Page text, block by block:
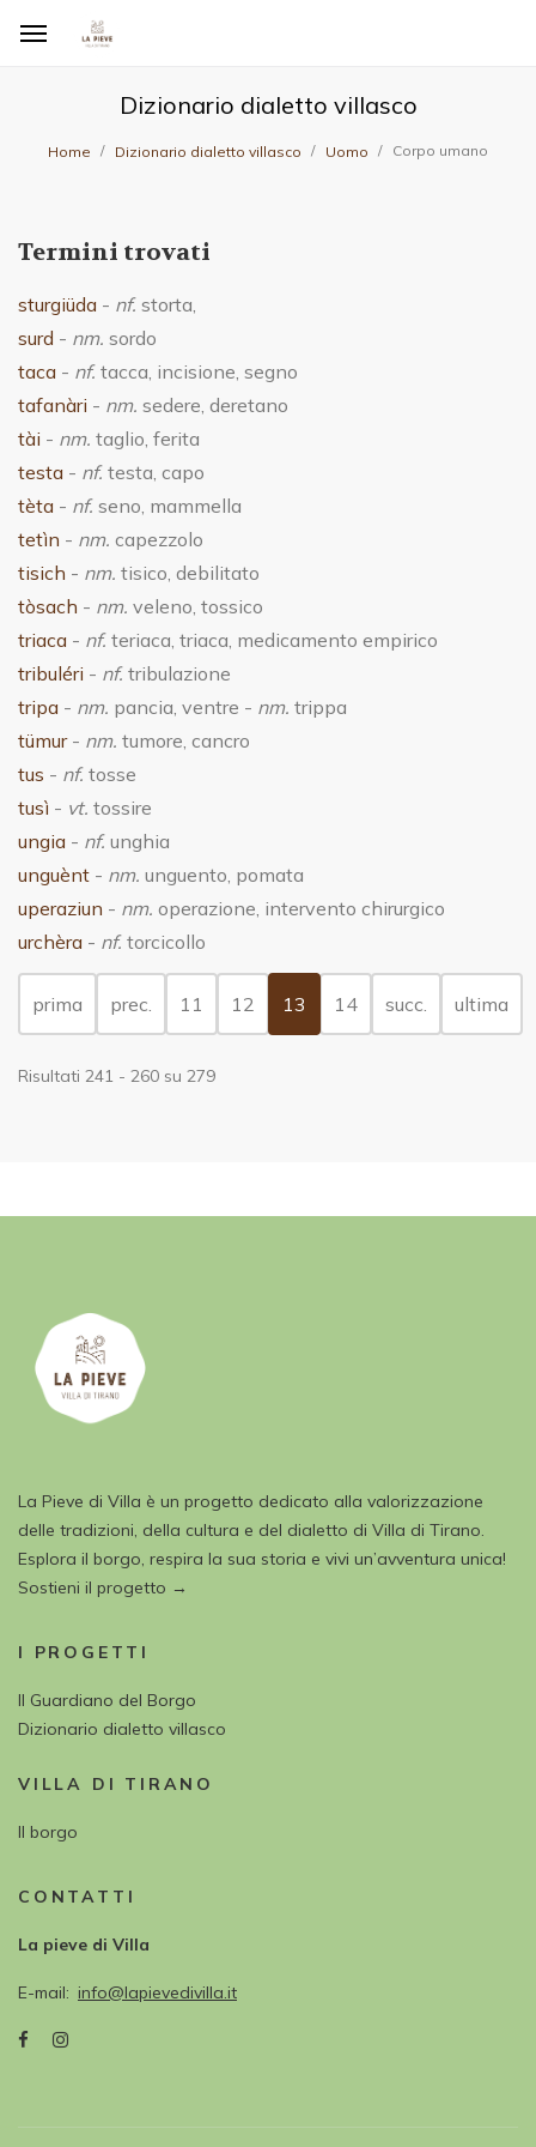
Dizionario dialetto villasco
Home Dizionario dialetto villasco Uomo Corpo umano
Termini trovati
sturgiüda - nf. storta,
surd - nm. sordo
taca - nf. tacca, incisione, segno
tafanàri - nm. sedere, deretano
tài - nm. taglio, ferita
testa - nf. testa, capo
tèta - nf. seno, mammella
tetìn - nm. capezzolo
tisich - nm. tisico, debilitato
tòsach - nm. veleno, tossico
triaca - nf. teriaca, triaca, medicamento empirico
tribuléri - nf. tribulazione
tripa - nm. pancia, ventre - nm. trippa
tümur- nm. tumore, cancro
tus - nf. tosse
tusì - vt. tossire
ungia - nf. unghia
unguènt - nm. unguento, pomata
uperaziun - nm. operazione, intervento chirurgico
urchèra - nf. torcicollo
prima prec. 11 12 13 (current)
14 succ. ultima
Risultati 241 - 260 su 279
La Pieve di Villa è un progetto dedicato alla valorizzazione
delle tradizioni, della cultura e del dialetto di Villa di Tirano.
Esplora il borgo, respira la sua storia e vivi un’avventura unica!
Sostieni il progetto →
I PROGETTI
Il Guardiano del Borgo
Dizionario dialetto villasco
VILLA DI TIRANO
Il borgo
CONTATTI
La pieve di Villa
E-mail info@lapievedivilla.it